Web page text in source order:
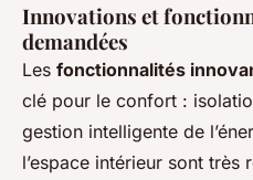
Innovations et
demandées
Les fonctionnalités
clé pour le confort :
gestion intelligente de
l’espace intérieur sont très